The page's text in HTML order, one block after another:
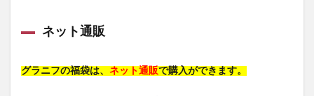
ネット通販
グラニフの福袋は、 ネット通販で購入ができます。